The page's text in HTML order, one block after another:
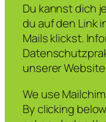
Du kannst dich
du auf den Link
Mails klickst.
unserer
We use
By clicking